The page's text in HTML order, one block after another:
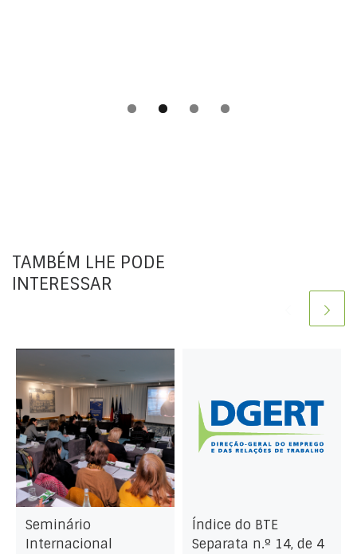
TAMBÉM LHE PODE
INTERESSAR
Seminário
Internacional
Índice do BTE
Separata n.º 14, de 4